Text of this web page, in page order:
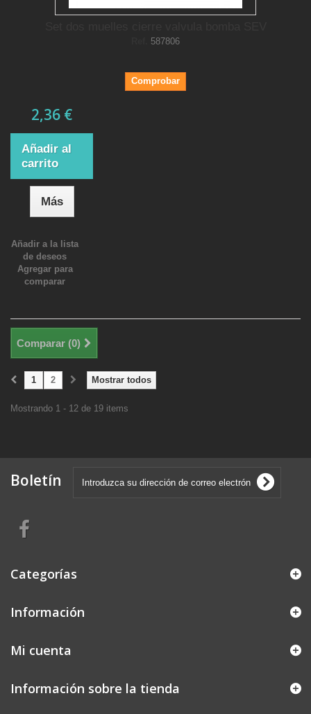
587806
Comprobar
2,36 €
Añadir al
carrito
Más
Añadir a la lista
de deseos
Agregar para
comparar
Comparar (0)
Mostrar todos
1 2
Mostrando 1 - 12 de 19 items
Boletín
Categorías
Información
Mi cuenta
Información sobre la tienda